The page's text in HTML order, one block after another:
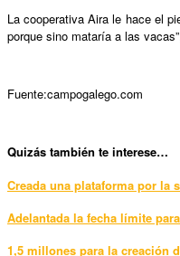
La cooperativa Aira le hace el
porque sino mataría a las
Fuente:campogalego.com
Quizás también te interese…
Creada una plataforma por la
Adelantada la fecha límite
1,5 millones para la creación